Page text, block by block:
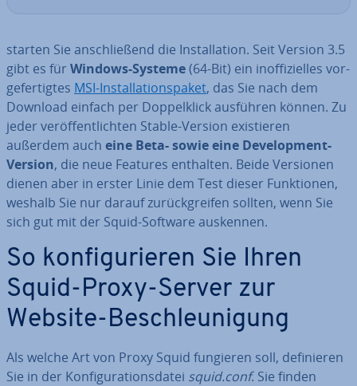
starten Sie an­schlie­ßend die In­stal­la­ti­on. Seit Version 3.5
gibt es für Windows-Systeme(64-Bit) ein in­of­fi­zi­el­les vor­
ge­fer­tig­tes MSI-In­stal­la­ti­ons­pa­ket, das Sie nach dem
Download einfach per Dop­pel­klick ausführen können. Zu
jeder ver­öf­fent­lich­ten Stable-Version exis­tie­ren
außerdem auch eine Beta- sowie eine De­ve­lo­p­ment-
Version, die neue Features enthalten. Beide Versionen
dienen aber in erster Linie dem Test dieser Funk­tio­nen,
weshalb Sie nur darauf zu­rück­grei­fen sollten, wenn Sie
sich gut mit der Squid-Software auskennen.
So kon­fi­gu­rie­ren Sie Ihren
Squid-Proxy-Server zur
Website-Be­schleu­ni­gung
Als welche Art von Proxy Squid fungieren soll, de­fi­nie­ren
Sie in der Kon­fi­gu­ra­ti­ons­da­tei squid.conf. Sie finden